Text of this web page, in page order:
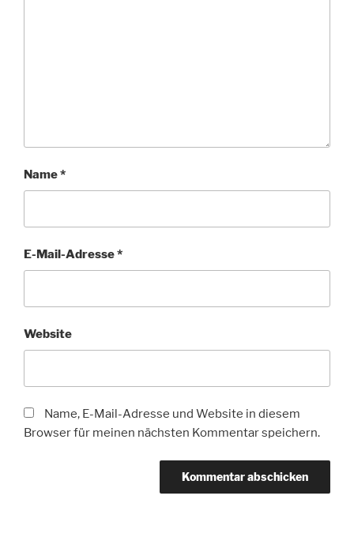
Name*
E-Mail-Adresse*
Website
Name, E-Mail-Adresse und Website in diesem
Browser für meinen nächsten Kommentar speichern.